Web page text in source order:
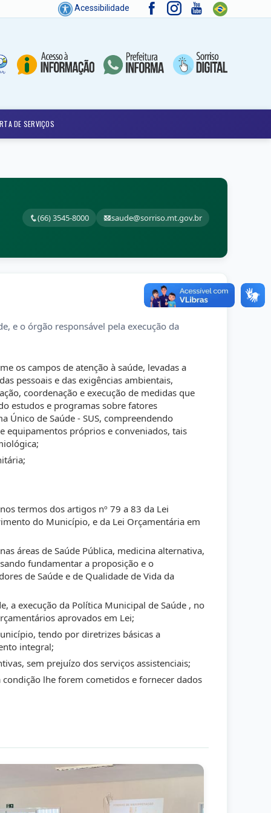
Acessibilidade
DE SERVIÇOS
(66) 3545-8000 saude@sorriso.mt.gov.br
e o órgão responsável pela execução da
os campos de atenção à saúde, levadas a
pessoais e das exigências ambientais,
coordenação e execução de medidas que
estudos e programas sobre fatores
Único de Saúde - SUS, compreendendo
equipamentos próprios e conveniados, tais
termos dos artigos nº 79 a 83 da Lei
do Município, e da Lei Orçamentária em
áreas de Saúde Pública, medicina alternativa,
fundamentar a proposição e o
de Saúde e de Qualidade de Vida da
a execução da Política Municipal de Saúde , no
aprovados em Lei;
tendo por diretrizes básicas a
integral;
sem prejuízo dos serviços assistenciais;
lhe forem cometidos e fornecer dados